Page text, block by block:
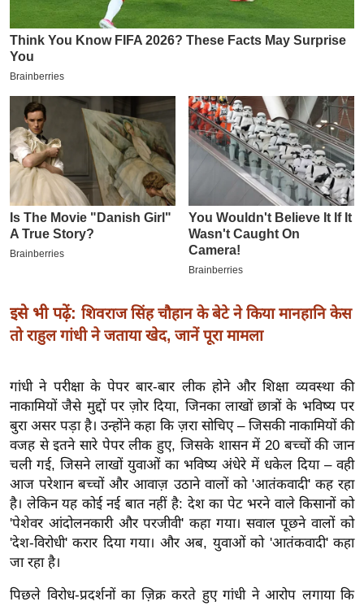
इ
म
ई
-
पे
प
र
मि
सा
ल
सा
ल
ख्सि
य
त
यं
ग
इं
डि
या
सा
त्य
इसे भी पढ़ें: शिवराज सिंह चौहान के बेटे ने किया मानहानि केस
तो राहुल गांधी ने जताया खेद, जानें पूरा मामला
गांधी ने परीक्षा के पेपर बार-बार लीक होने और शिक्षा व्यवस्था की
नाकामियों जैसे मुद्दों पर ज़ोर दिया, जिनका लाखों छात्रों के भविष्य पर
बुरा असर पड़ा है। उन्होंने कहा कि ज़रा सोचिए – जिसकी नाकामियों की
वजह से इतने सारे पेपर लीक हुए, जिसके शासन में 20 बच्चों की जान
चली गई, जिसने लाखों युवाओं का भविष्य अंधेरे में धकेल दिया – वही
आज परेशान बच्चों और आवाज़ उठाने वालों को 'आतंकवादी' कह रहा
है। लेकिन यह कोई नई बात नहीं है: देश का पेट भरने वाले किसानों को
'पेशेवर आंदोलनकारी और परजीवी' कहा गया। सवाल पूछने वालों को
'देश-विरोधी' करार दिया गया। और अब, युवाओं को 'आतंकवादी' कहा
जा रहा है।
पिछले विरोध-प्रदर्शनों का ज़िक्र करते हुए गांधी ने आरोप लगाया कि